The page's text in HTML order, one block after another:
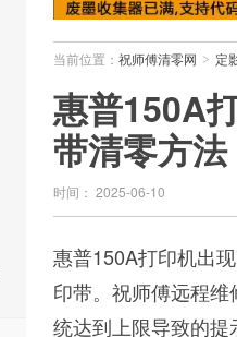
当前位置： 祝师傅清零网 > 定
惠普150A
带清零方法
时间： 2025-06-10
惠普150A打印机出
印带。祝师傅远程
统达到上限导致的